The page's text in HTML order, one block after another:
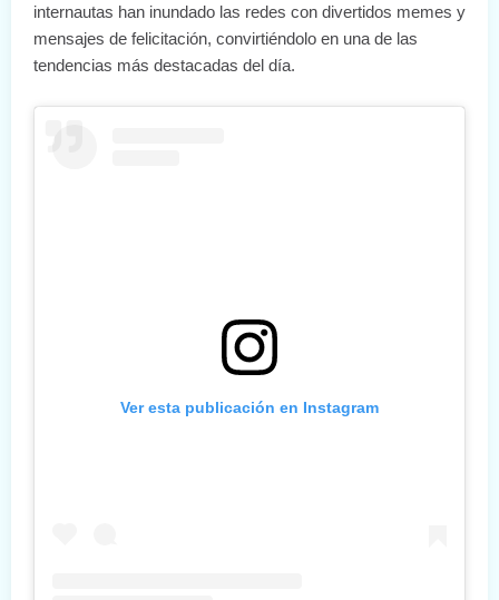
internautas han inundado las redes con divertidos memes y
mensajes de felicitación, convirtiéndolo en una de las
tendencias más destacadas del día.
Ver esta publicación en Instagram